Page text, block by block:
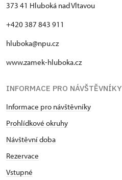
373 41 Hluboká nad Vltavou
+420 387 843 911
hluboka@npu.cz
www.zamek-hluboka.cz
INFORMACE PRO NÁVŠTĚVNÍKY
Informace pro návštěvníky
Prohlídkové okruhy
Návštěvní doba
Rezervace
Vstupné